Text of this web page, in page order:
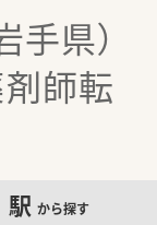
県）
師転
駅 から探す